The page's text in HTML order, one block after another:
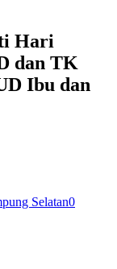
Hari
dan TK
Ibu dan
Selatan0